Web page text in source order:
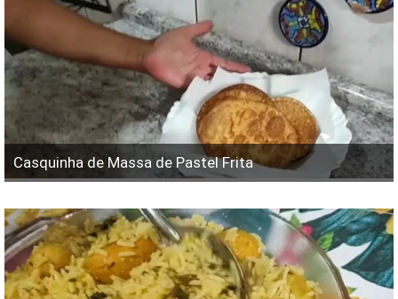
Casquinha de Massa de Pastel Frita